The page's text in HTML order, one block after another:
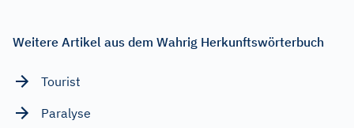
Weitere Artikel aus dem Wahrig Herkunftswörterbuch
Tourist
Paralyse